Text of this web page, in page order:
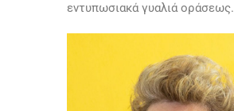
εντυπωσιακά γυαλιά οράσεως.